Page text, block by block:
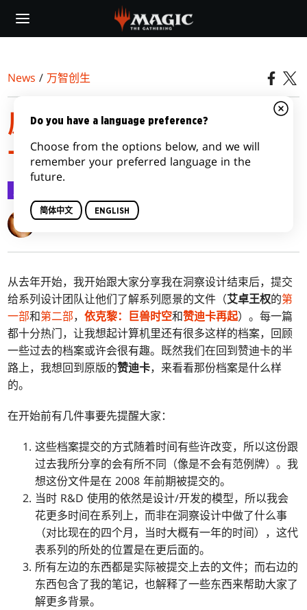
main
News / 万智创生
原版赞迪卡设计报告，第
一部
Mark Rosewater
从去年开始，我开始跟大家分享我在洞察设计结束后，提交
给系列设计团队让他们了解系列愿景的文件（艾卓王权的第
一部和第二部，依克黎：巨兽时空和赞迪卡再起）。每一篇
都十分热门，让我想起计算机里还有很多这样的档案，回顾
一些过去的档案或许会很有趣。既然我们在回到赞迪卡的半
路上，我想回到原版的赞迪卡，来看看那份档案是什么样
的。
在开始前有几件事要先提醒大家：
这些档案提交的方式随着时间有些许改变，所以这份跟
过去我所分享的会有所不同（像是不会有范例牌）。我
想这份文件是在 2008 年前期被提交的。
当时 R&D 使用的依然是设计/开发的模型，所以我会
花更多时间在系列上，而非在洞察设计中做了什么事
（对比现在的四个月，当时大概有一年的时间），这代
表系列的所处的位置是在更后面的。
所有左边的东西都是实际被提交上去的文件；而右边的
东西包含了我的笔记，也解释了一些东西来帮助大家了
解更多背景。
Do you have a language preference?
Choose from the options below, and we will
remember your preferred language in the
future.
简体中文 ENGLISH